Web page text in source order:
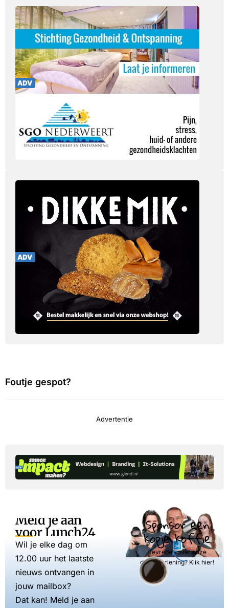
Foutje gespot?
Advertentie
Meld je aan
voor Lunch24
Wil je elke dag om
12.00 uur het laatste
nieuws ontvangen in
jouw mailbox?
Dat kan! Meld je aan
Sponsor een
kopje koffie
Tevreden over onze
dienstverlening? Klik hier!